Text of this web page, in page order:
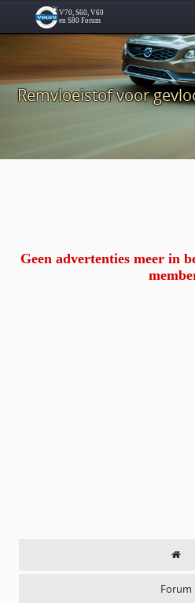
Remvloeistof voor
Geen advertenties meer in
Forum